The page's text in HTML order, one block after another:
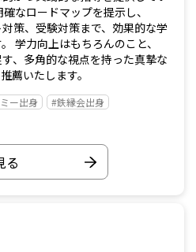
なロードマップを提示し、
策、受験対策まで、効果的な学
学力向上はもちろんのこと、
、多角的な視点を持った真摯な
薦いたします。
ー出身
#鉄縁会出身
る